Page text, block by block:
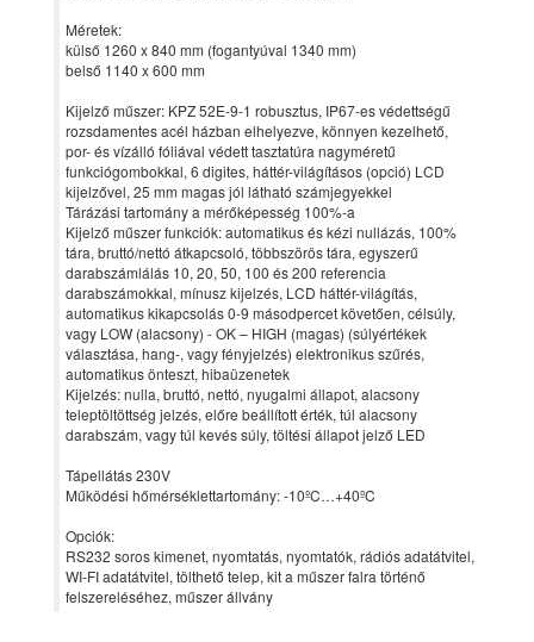
Méretek:
külső 1260 x 840 mm (fogantyúval 1340 mm)
belső 1140 x 600 mm
Kijelző műszer: KPZ 52E-9-1 robusztus, IP67-es védettségű
rozsdamentes acél házban elhelyezve, könnyen kezelhető,
por- és vízálló fóliával védett tasztatúra nagyméretű
funkciógombokkal, 6 digites, háttér-világításos (opció) LCD
kijelzővel, 25 mm magas jól látható számjegyekkel
Tárázási tartomány a mérőképesség 100%-a
Kijelző műszer funkciók: automatikus és kézi nullázás, 100%
tára, bruttó/nettó átkapcsoló, többszörös tára, egyszerű
darabszámlálás 10, 20, 50, 100 és 200 referencia
darabszámokkal, mínusz kijelzés, LCD háttér-világítás,
automatikus kikapcsolás 0-9 másodpercet követően, célsúly,
vagy LOW (alacsony) - OK – HIGH (magas) (súlyértékek
választása, hang-, vagy fényjelzés) elektronikus szűrés,
automatikus önteszt, hibaüzenetek
Kijelzés: nulla, bruttó, nettó, nyugalmi állapot, alacsony
teleptöltöttség jelzés, előre beállított érték, túl alacsony
darabszám, vagy túl kevés súly, töltési állapot jelző LED
Tápellátás 230V
Működési hőmérséklettartomány: -10ºC…+40ºC
Opciók:
RS232 soros kimenet, nyomtatás, nyomtatók, rádiós adatátvitel,
WI-FI adatátvitel, tölthető telep, kit a műszer falra történő
felszereléséhez, műszer állvány